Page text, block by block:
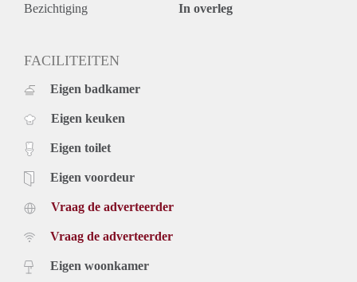
Bezichtiging In overleg
FACILITEITEN
Eigen badkamer
Eigen keuken
Eigen toilet
Eigen voordeur
Vraag de adverteerder
Vraag de adverteerder
Eigen woonkamer